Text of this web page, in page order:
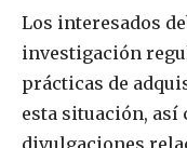
Los interesados
investigación
prácticas de
esta situación, así